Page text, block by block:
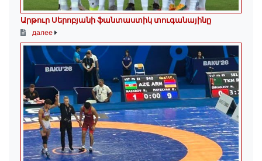
Արթուր Սերոբյանի ֆանտաստիկ տուգանայինը
далее